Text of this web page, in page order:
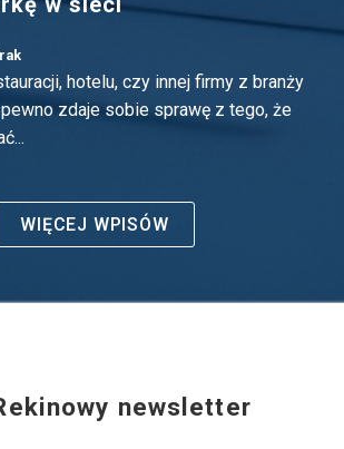
hotelu, czy innej firmy z branży
zdaje sobie sprawę z tego, że
WIĘCEJ WPISÓW
newsletter